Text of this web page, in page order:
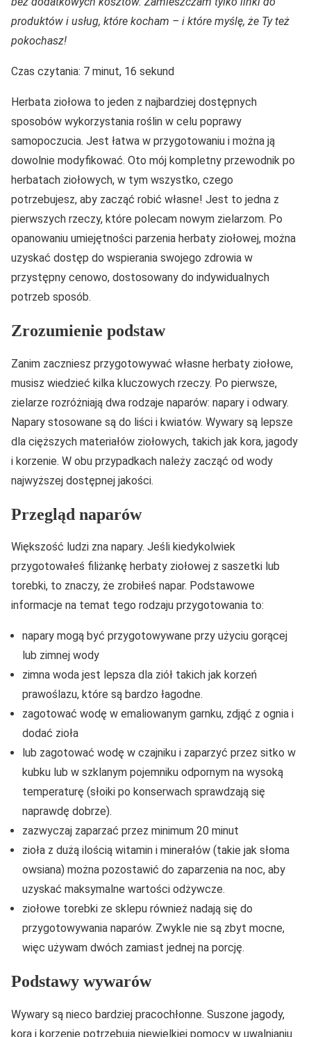
produktów i usług, które kocham – i które myślę, że Ty też
pokochasz!
Czas czytania: 7 minut, 16 sekund
Herbata ziołowa to jeden z najbardziej dostępnych
sposobów wykorzystania roślin w celu poprawy
samopoczucia. Jest łatwa w przygotowaniu i można ją
dowolnie modyfikować. Oto mój kompletny przewodnik po
herbatach ziołowych, w tym wszystko, czego
potrzebujesz, aby zacząć robić własne! Jest to jedna z
pierwszych rzeczy, które polecam nowym zielarzom. Po
opanowaniu umiejętności parzenia herbaty ziołowej, można
uzyskać dostęp do wspierania swojego zdrowia w
przystępny cenowo, dostosowany do indywidualnych
potrzeb sposób.
Zrozumienie podstaw
Zanim zaczniesz przygotowywać własne herbaty ziołowe,
musisz wiedzieć kilka kluczowych rzeczy. Po pierwsze,
zielarze rozróżniają dwa rodzaje naparów: napary i odwary.
Napary stosowane są do liści i kwiatów. Wywary są lepsze
dla cięższych materiałów ziołowych, takich jak kora, jagody
i korzenie. W obu przypadkach należy zacząć od wody
najwyższej dostępnej jakości.
Przegląd naparów
Większość ludzi zna napary. Jeśli kiedykolwiek
przygotowałeś filiżankę herbaty ziołowej z saszetki lub
torebki, to znaczy, że zrobiłeś napar. Podstawowe
informacje na temat tego rodzaju przygotowania to:
napary mogą być przygotowywane przy użyciu gorącej
lub zimnej wody
zimna woda jest lepsza dla ziół takich jak korzeń
prawoślazu, które są bardzo łagodne.
zagotować wodę w emaliowanym garnku, zdjąć z ognia i
dodać zioła
lub zagotować wodę w czajniku i zaparzyć przez sitko w
kubku lub w szklanym pojemniku odpornym na wysoką
temperaturę (słoiki po konserwach sprawdzają się
naprawdę dobrze).
zazwyczaj zaparzać przez minimum 20 minut
zioła z dużą ilością witamin i minerałów (takie jak słoma
owsiana) można pozostawić do zaparzenia na noc, aby
uzyskać maksymalne wartości odżywcze.
ziołowe torebki ze sklepu również nadają się do
przygotowywania naparów. Zwykle nie są zbyt mocne,
więc używam dwóch zamiast jednej na porcję.
Podstawy wywarów
Wywary są nieco bardziej pracochłonne. Suszone jagody,
kora i korzenie potrzebują niewielkiej pomocy w uwalnianiu